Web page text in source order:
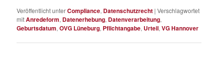
Veröffentlicht unterCompliance, Datenschutzrecht |Verschlagwortet
mitAnredeform, Datenerhebung, Datenverarbeitung,
Geburtsdatum,OVG Lüneburg, Pflichtangabe, Urteil,VG Hannover